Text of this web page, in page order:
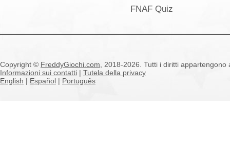
FNAF Quiz
Copyright © FreddyGiochi.com , 2018-2026. Tutti i diritti
Informazioni sui contatti | Tutela della privacy
English | Español | Português